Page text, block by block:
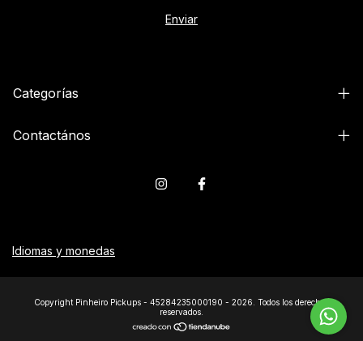
Categorías
Contactános
Idiomas y monedas
Copyright Pinheiro Pickups - 45284235000190 - 2026. Todos los derechos
reservados.